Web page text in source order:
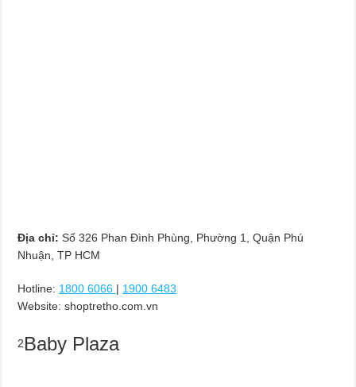
Địa chỉ: Số 326 Phan Đình Phùng, Phường 1, Quận Phú
Nhuận, TP HCM
Hotline: 1800 6066 | 1900 6483
Website: shoptretho.com.vn
2Baby Plaza